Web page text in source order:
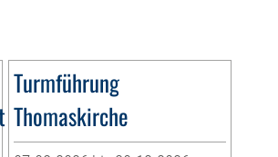
Turmführung
Thomaskirche